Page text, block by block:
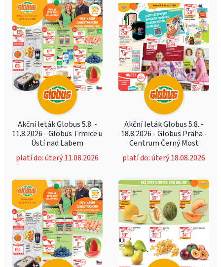
Akční leták Globus 5.8. -
11.8.2026 - Globus Trmice u
Ústí nad Labem
platí do: úterý 11.08.2026
Akční leták Globus 5.8. -
18.8.2026 - Globus Praha -
Centrum Černý Most
platí do: úterý 18.08.2026